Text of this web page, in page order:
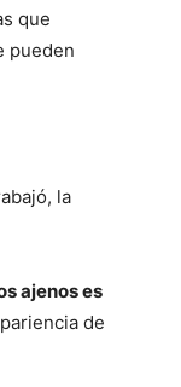
que
pueden
la
ajenos es
de